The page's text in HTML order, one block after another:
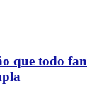
que todo fan